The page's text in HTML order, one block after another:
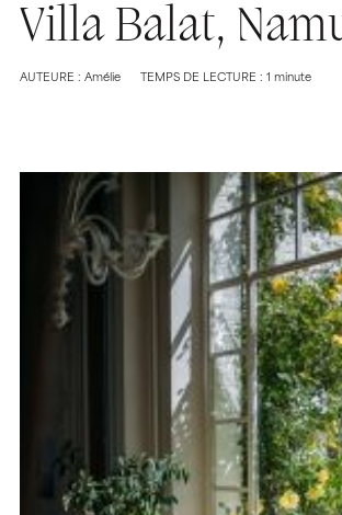
Villa Balat,
AUTEURE : Amélie TEMPS DE LECTURE : 1 minute